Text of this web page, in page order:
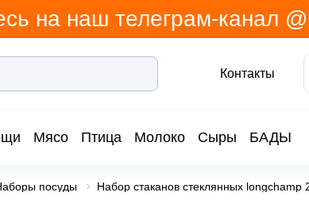
на наш телеграм-канал
Контакты
Мясо Птица Молоко Сыры БАДЫ
посуды Набор стаканов стеклянных longchamp